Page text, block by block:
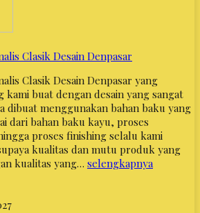
Clasik Desain Denpasar
Clasik Desain Denpasar yang
buat dengan desain yang sangat
dibuat menggunakan bahan baku yang
dari bahan baku kayu, proses
proses finishing selalu kami
kualitas dan mutu produk yang
kualitas yang… selengkapnya